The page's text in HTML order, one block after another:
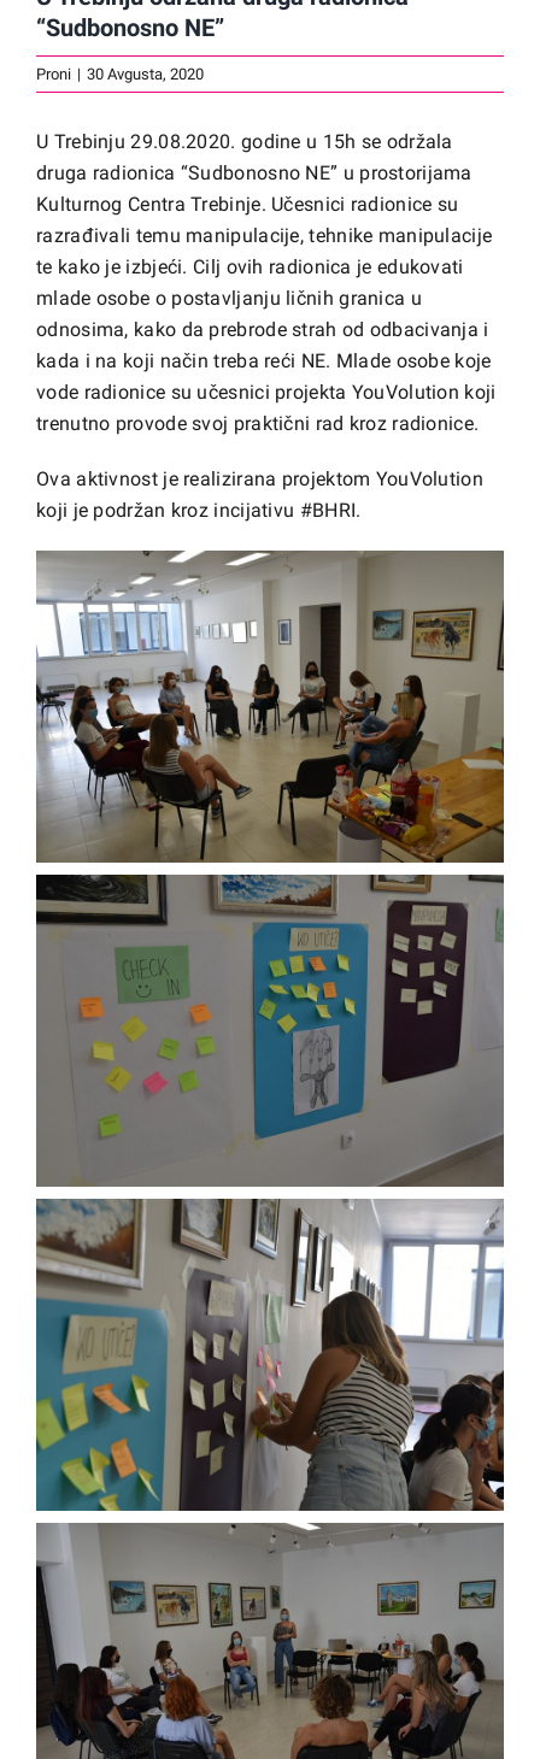
“Sudbonosno NE”
Proni | 30 Avgusta, 2020
U Trebinju 29.08.2020. godine u 15h se održala
druga radionica “Sudbonosno NE” u prostorijama
Kulturnog Centra Trebinje. Učesnici radionice su
razrađivali temu manipulacije, tehnike manipulacije
te kako je izbjeći. Cilj ovih radionica je edukovati
mlade osobe o postavljanju ličnih granica u
odnosima, kako da prebrode strah od odbacivanja i
kada i na koji način treba reći NE. Mlade osobe koje
vode radionice su učesnici projekta YouVolution koji
trenutno provode svoj praktični rad kroz radionice.
Ova aktivnost je realizirana projektom YouVolution
koji je podržan kroz incijativu #BHRI.